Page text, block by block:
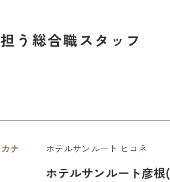
う総合職スタッフ
ナ
ホテルサンルート ヒコネ
ホテルサンルート彦